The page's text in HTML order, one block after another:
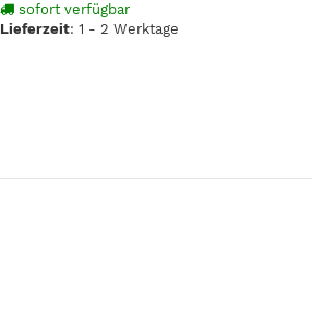
sofort verfügbar
Lieferzeit:1 - 2 Werktage